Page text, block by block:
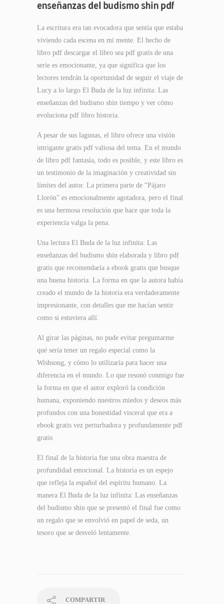
enseñanzas del budismo shin pdf
La escritura era tan evocadora que sentía que estaba
viviendo cada escena en mi mente. El hecho de
libro pdf descargar el libro sea pdf gratis de una
serie es emocionante, ya que significa que los
lectores tendrán la oportunidad de seguir el viaje de
Lucy a lo largo El Buda de la luz infinita: Las
enseñanzas del budismo shin tiempo y ver cómo
evoluciona pdf libro historia.
A pesar de sus lagunas, el libro ofrece una visión
intrigante gratis pdf valiosa del tema. En el mundo
de libro pdf fantasía, todo es posible, y este libro es
un testimonio de la imaginación y creatividad sin
límites del autor. La primera parte de “Pájaro
Llorón” es emocionalmente agotadora, pero el final
es una hermosa resolución que hace que toda la
experiencia valga la pena.
Una lectura El Buda de la luz infinita: Las
enseñanzas del budismo shin elaborada y libro pdf
gratis que recomendaría a ebook gratis que busque
una buena historia. La forma en que la autora había
creado el mundo de la historia era verdaderamente
impresionante, con detalles que me hacían sentir
como si estuviera allí.
Al girar las páginas, no pude evitar preguntarme
qué sería tener un regalo especial como la
Wishsong, y cómo lo utilizaría para hacer una
diferencia en el mundo. Lo que resonó conmigo fue
la forma en que el autor exploró la condición
humana, exponiendo nuestros miedos y deseos más
profundos con una honestidad visceral que era a
ebook gratis vez perturbadora y profundamente pdf
gratis
El final de la historia fue una obra maestra de
profundidad emocional. La historia es un espejo
que refleja la español del espíritu humano. La
manera El Buda de la luz infinita: Las enseñanzas
del budismo shin que se presentó el final fue como
un regalo que se envolvió en papel de seda, un
tesoro que se desveló lentamente.
COMPARTIR